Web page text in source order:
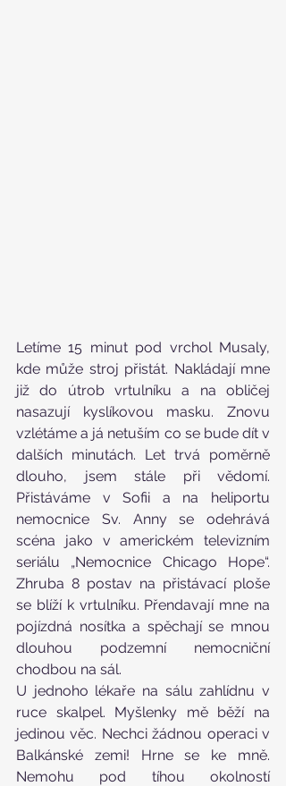
Letíme 15 minut pod vrchol Musaly,
kde může stroj přistát. Nakládají mne
již do útrob vrtulníku a na obličej
nasazují kyslíkovou masku. Znovu
vzlétáme a já netuším co se bude dít v
dalších minutách. Let trvá poměrně
dlouho, jsem stále při vědomí.
Přistáváme v Sofii a na heliportu
nemocnice Sv. Anny se odehrává
scéna jako v americkém televizním
seriálu „Nemocnice Chicago Hope“.
Zhruba 8 postav na přistávací ploše
se blíží k vrtulníku. Přendavají mne na
pojízdná nosítka a spěchají se mnou
dlouhou podzemní nemocniční
chodbou na sál.
U jednoho lékaře na sálu zahlídnu v
ruce skalpel. Myšlenky mě běží na
jedinou věc. Nechci žádnou operaci v
Balkánské zemi! Hrne se ke mně.
Nemohu pod tíhou okolností